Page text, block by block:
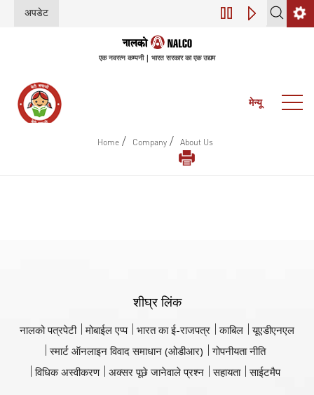
अपडेट डिजिटल परिवर्तन
एक नवरत्न कम्पनी | भारत सरकार का एक उद्यम
मेन्यू
Home / Company / About Us
शीघ्र लिंक
नालको पत्रपेटी मोबाईल एप्प भारत का ई-राजपत्र काबिल
यूएडीएनएल
स्मार्ट ऑनलाइन विवाद समाधान (ओडीआर)
गोपनीयता नीति
विधिक अस्वीकरण
अक्सर पूछे जानेवाले प्रश्न सहायता साईटमैप